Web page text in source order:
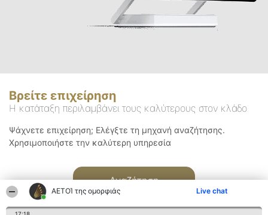
ΑΕΤΟΊ της ομορφιάς Live chat
Βρείτε επιχείρηση
Η κατάταξη περιλαμβάνει τους καλύτερους στον κλάδο
Ψάχνετε επιχείρηση; Ελέγξτε τη μηχανή αναζήτησης.
Χρησιμοποιήστε την καλύτερη υπηρεσία
Αναζήτηση